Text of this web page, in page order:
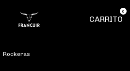
CARRITO
0
Rockeras